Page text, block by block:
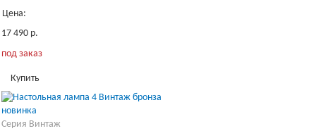
Цена:
17 490 р.
под заказ
Купить
новинка
Серия Винтаж